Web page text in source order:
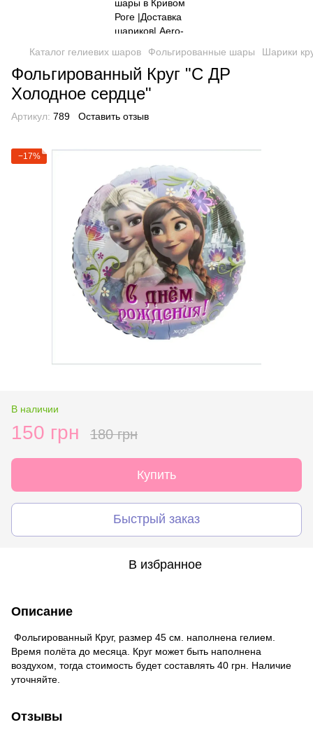
Каталог гелиевих шаров Фольгированные шары Шарики
Фольгированный Круг "С ДР
Холодное сердце"
Артикул: 789 Оставить отзыв
−17%
В наличии
150 грн 180 грн
Купить
Быстрый заказ
В избранное
Описание
Фольгированный Круг, размер 45 см. наполнена гелием.
Время полёта до месяца. Круг может быть наполнена
воздухом, тогда стоимость будет составлять 40 грн. Наличие
уточняйте.
Отзывы